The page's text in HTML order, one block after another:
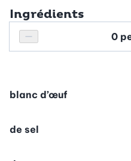
Ingrédients
Réduire le nombre de
Personnes
blanc d’œuf
de sel